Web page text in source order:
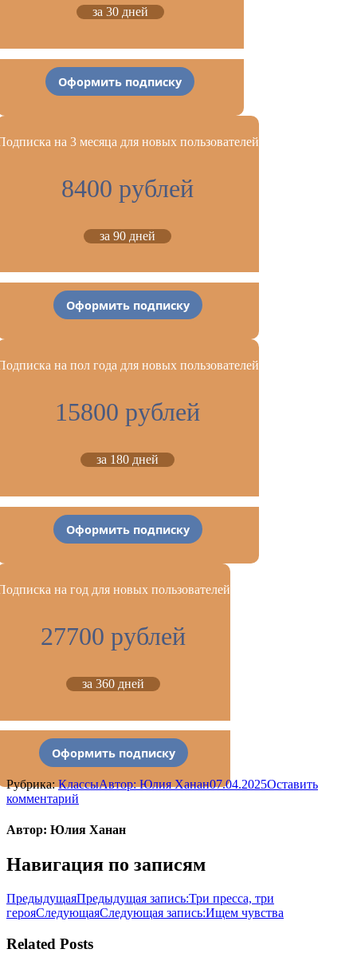
за 30 дней
Оформить подписку
на 3 месяца для новых пользователей
8400 рублей
за 90 дней
Оформить подписку
на пол года для новых пользователей
15800 рублей
за 180 дней
Оформить подписку
на год для новых пользователей
27700 рублей
за 360 дней
Оформить подписку
Рубрика:КлассыАвтор:Юлия Ханан07.04.2025Оставить
комментарий
Автор: Юлия Ханан
Навигация по записям
ПредыдущаяПредыдущая запись:Три пресса, три
герояСледующаяСледующая запись:Ищем чувства
Related Posts